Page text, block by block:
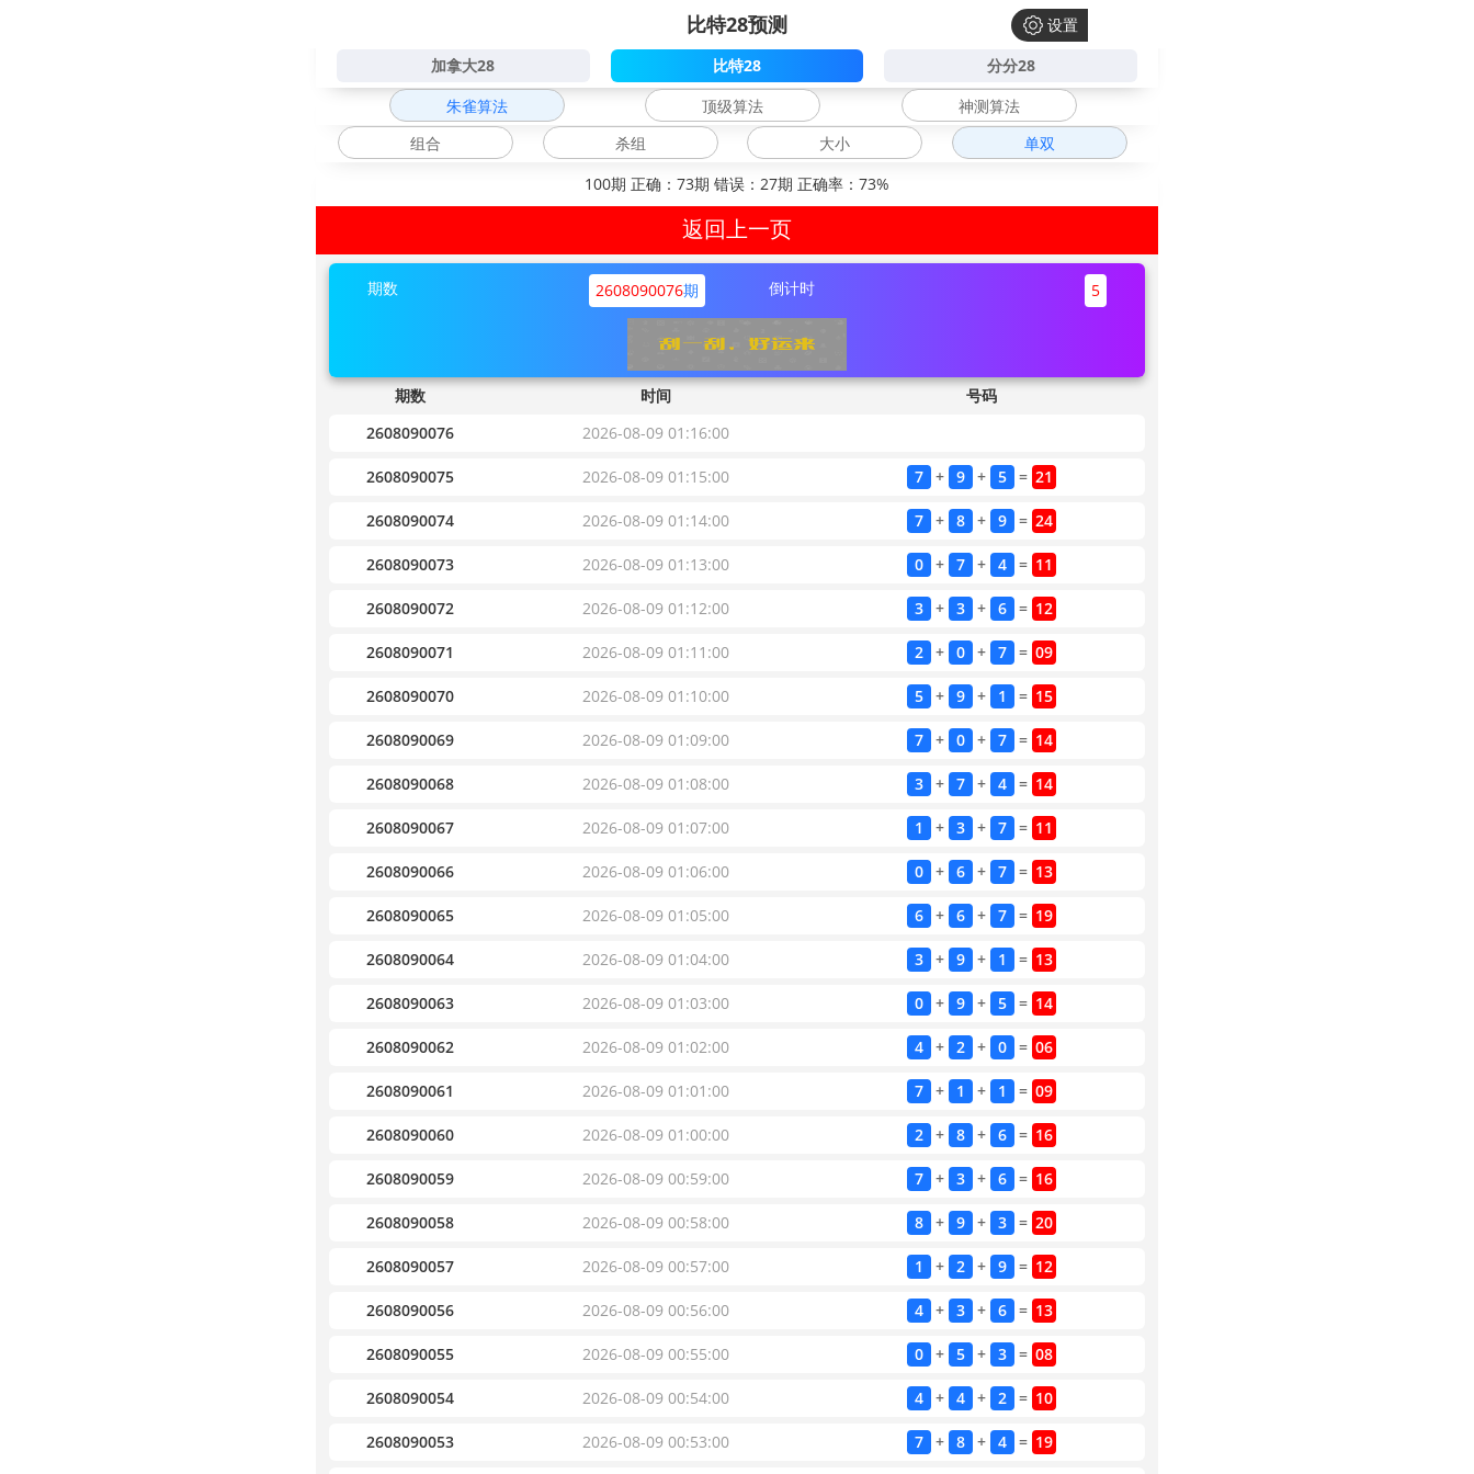
比特28预测
加拿大28 比特28
分分28
朱雀算法
顶级算法
神测算法
组合
杀组 大小
单双
100期 正确：73期 错误：27期 正确率：73%
返回上一页
期数 2608090076期 倒计时 5
+ 1 + 8 13 小 单
期数 时间
号码
2608090076
2026-08-09 01:16:00
2608090075 2026-08-09 01:15:00 7 + 9 + 5 = 21
2608090074 2026-08-09 01:14:00 7 + 8 + 9 = 24
2608090073 2026-08-09 01:13:00 0 + 7 + 4 = 11
2608090072 2026-08-09 01:12:00 3 + 3 + 6 = 12
2608090071 2026-08-09 01:11:00 2 + 0 + 7 = 09
2608090070 2026-08-09 01:10:00 5 + 9 + 1 = 15
2608090069 2026-08-09 01:09:00 7 + 0 + 7 = 14
2608090068 2026-08-09 01:08:00 3 + 7 + 4 = 14
2608090067 2026-08-09 01:07:00 1 + 3 + 7 = 11
2608090066 2026-08-09 01:06:00 0 + 6 + 7 = 13
2608090065 2026-08-09 01:05:00 6 + 6 + 7 = 19
2608090064 2026-08-09 01:04:00 3 + 9 + 1 = 13
2608090063 2026-08-09 01:03:00 0 + 9 + 5 = 14
2608090062 2026-08-09 01:02:00 4 + 2 + 0 = 06
2608090061 2026-08-09 01:01:00 7 + 1 + 1 = 09
2608090060 2026-08-09 01:00:00 2 + 8 + 6 = 16
2608090059 2026-08-09 00:59:00 7 + 3 + 6 = 16
2608090058 2026-08-09 00:58:00 8 + 9 + 3 = 20
2608090057 2026-08-09 00:57:00 1 + 2 + 9 = 12
2608090056 2026-08-09 00:56:00 4 + 3 + 6 = 13
2608090055 2026-08-09 00:55:00 0 + 5 + 3 = 08
2608090054 2026-08-09 00:54:00 4 + 4 + 2 = 10
2608090053 2026-08-09 00:53:00 7 + 8 + 4 = 19
设置